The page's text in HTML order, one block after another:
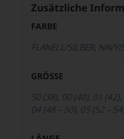
Zusätzliche
FARBE
FLANELL/SILBER, NAVY/
GRÖSSE
S0 (38), 00 (40), 01 (42),
04 (48 – 50), 05 (52 –